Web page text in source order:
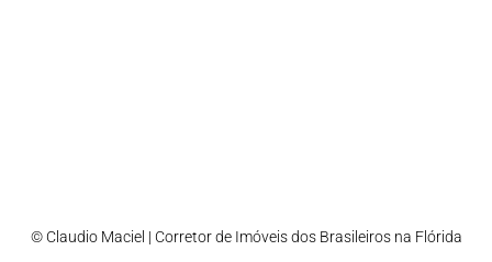
© Claudio Maciel | Corretor de Imóveis dos Brasileiros na Flórida